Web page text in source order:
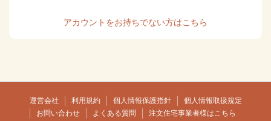
アカウントをお持ちでない方はこちら
運営会社 利用規約 個人情報保護指針
個人情報取扱規定
お問い合わせ
よくある質問
注文住宅事業者様はこちら